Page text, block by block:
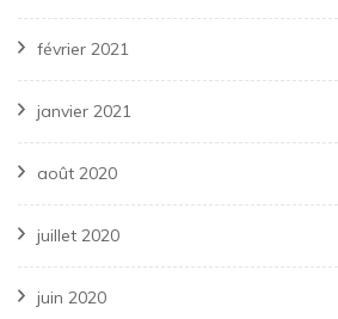
février 2021
janvier 2021
août 2020
juillet 2020
juin 2020